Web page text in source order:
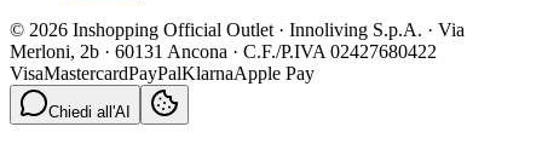
© 2026 Inshopping Official Outlet · Innoliving S.p.A. · Via
Merloni, 2b · 60131 Ancona · C.F./P.IVA 02427680422
VisaMastercardPayPalKlarnaApple Pay
Chiedi all'AI